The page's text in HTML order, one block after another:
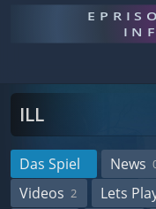
ILL
Das Spiel News
Videos 2 Lets